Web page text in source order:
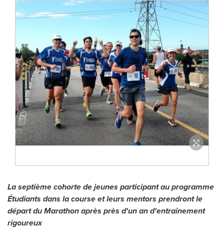
La septième cohorte de jeunes participant au programme
Étudiants dans la course et leurs mentors prendront le
départdu Marathon après près d'un an d'entraînement
rigoureux